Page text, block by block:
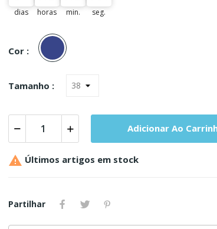
dias horas min. seg.
Cor :
Denim
Tamanho :
Adicionar Ao
 Últimos artigos em stock
Partilhar